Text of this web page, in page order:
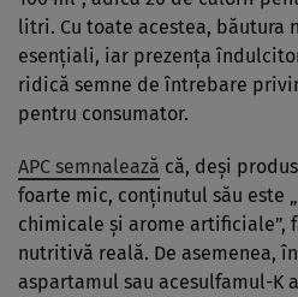
litri. Cu toate acestea, băutura
esențiali, iar prezența
ridică semne de întrebare
pentru consumator.
APC semnalează că, deși
foarte mic, conținutul său este
chimicale și arome artificiale”,
nutritivă reală. De asemenea,
aspartamul sau acesulfamul-K